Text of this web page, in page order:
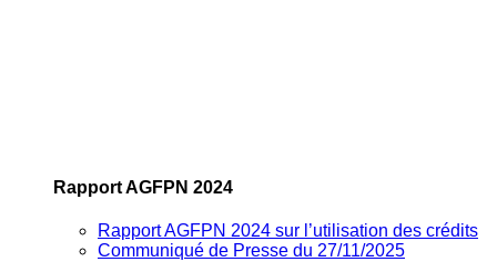
Rapport AGFPN 2024
Rapport AGFPN 2024 sur l’utilisation des crédits
Communiqué de Presse du 27/11/2025